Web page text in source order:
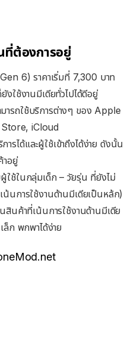
ที่ต้องการอยู่
6) ราคาเริ่มที่ 7,300 บาท
งใช้งานมีเดียทั่วไปได้ดีอยู่
รถใช้บริการต่างๆ ของ Apple
iCloud
ได้และผู้ใช้เข้าถึงได้ง่าย ดังนั้น
อยู่
ใช้ในกลุ่มเด็ก – วัยรุ่น ที่ยังไม่
นการใช้งานด้านมีเดียเป็นหล้ก)
นค้าที่เน้นการใช้งานด้านมีเดีย
ล็ก พกพาได้ง่าย